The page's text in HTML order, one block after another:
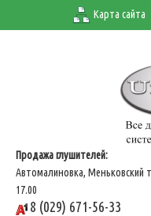
Карта сайта
Продажа глушителей:
Автомалиновка, Меньковский
17.00
8 (029) 671-56-33